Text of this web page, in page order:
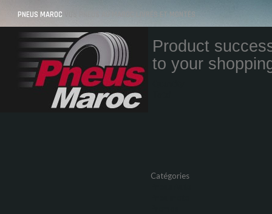
PNEUS MAROC VOS PNEUS AU MAROC LIVRÉS ET MONTÉS
Product
to your
Catégories